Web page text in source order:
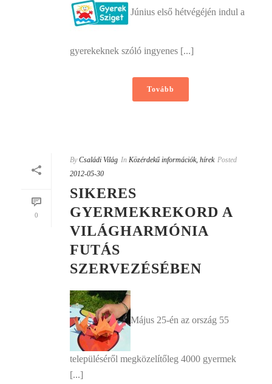
Június első hétvégéjén indul a
gyerekeknek szóló ingyenes [...]
Tovább
0
By Családi Világ In Közérdekű információk, hírek Posted
2012-05-30
SIKERES
GYERMEKREKORD A
VILÁGHARMÓNIA
FUTÁS
SZERVEZÉSÉBEN
Május 25-én az ország 55
településéről megközelítőleg 4000 gyermek
[...]